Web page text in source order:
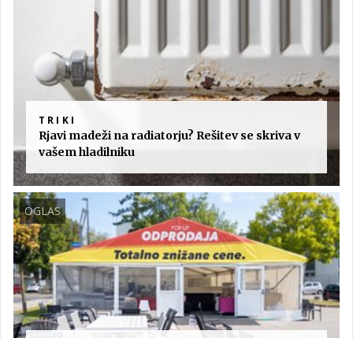
TRIKI
Rjavi madeži na radiatorju? Rešitev se skriva v
vašem hladilniku
OGLAS